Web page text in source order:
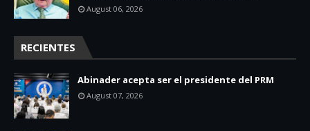
August 06, 2026
RECIENTES
Abinader acepta ser el presidente del PRM
August 07, 2026